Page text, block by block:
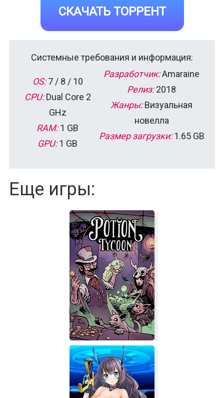
СКАЧАТЬ ТОРРЕНТ
Системные требования и информация:
OS:7 / 8 / 10
CPU:Dual Core 2
GHz
RAM:1 GB
GPU:1 GB
Разработчик:Amaraine
Релиз:2018
Жанры:Визуальная
новелла
Размер загрузки:1.65 GB
Еще игры: